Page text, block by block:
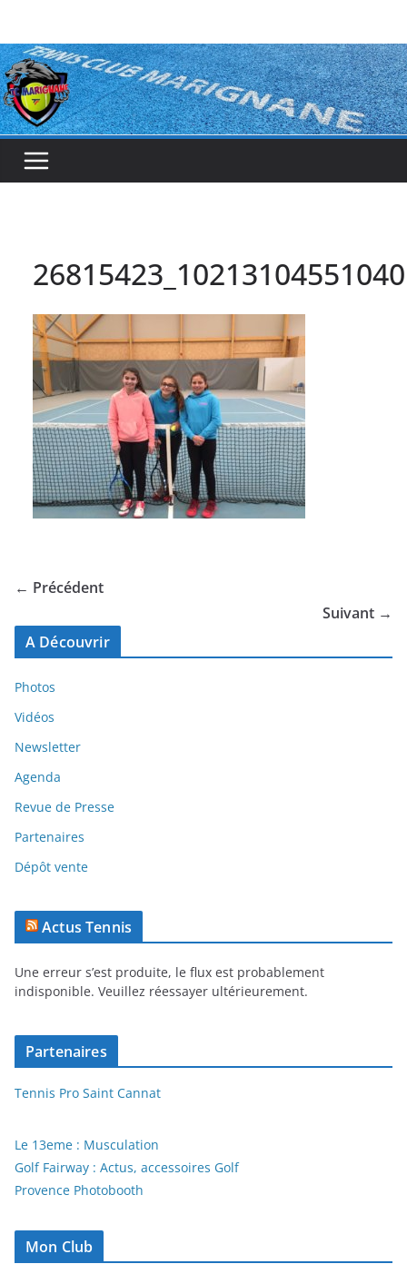
contenu
← Précédent
Suivant →
A Découvrir
Photos
Vidéos
Newsletter
Agenda
Revue de Presse
Partenaires
Dépôt vente
Actus Tennis
Une erreur s’est produite, le flux est probablement
indisponible. Veuillez réessayer ultérieurement.
Partenaires
Tennis Pro Saint Cannat
Le 13eme : Musculation
Golf Fairway : Actus, accessoires Golf
Provence Photobooth
Mon Club